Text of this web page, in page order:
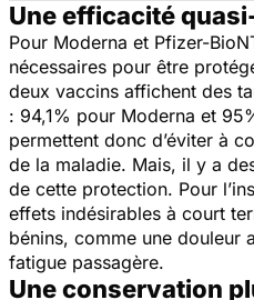
Une efficacité
Pour Moderna et Pfizer-
nécessaires pour être
deux vaccins affichent des
: 94,1% pour Moderna et
permettent donc d’éviter à
de la maladie. Mais, il y a
de cette protection. Pour
effets indésirables à court
bénins, comme une douleur
fatigue passagère.
Une conservation